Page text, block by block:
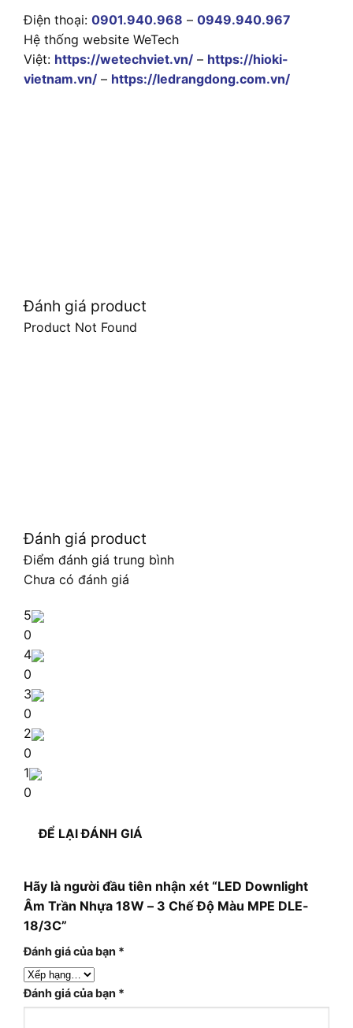
Điện thoại: 0901.940.968 – 0949.940.967
Hệ thống website WeTech
Việt: https://wetechviet.vn/ – https://hioki-
vietnam.vn/ – https://ledrangdong.com.vn/
Đánh giá product
Product Not Found
Đánh giá product
Điểm đánh giá trung bình
Chưa có đánh giá
5
0
4
0
3
0
2
0
1
0
ĐỂ LẠI ĐÁNH GIÁ
Hãy là người đầu tiên nhận xét “LED Downlight
Âm Trần Nhựa 18W – 3 Chế Độ Màu MPE DLE-
18/3C”
Đánh giá của bạn *
Đánh giá của bạn *